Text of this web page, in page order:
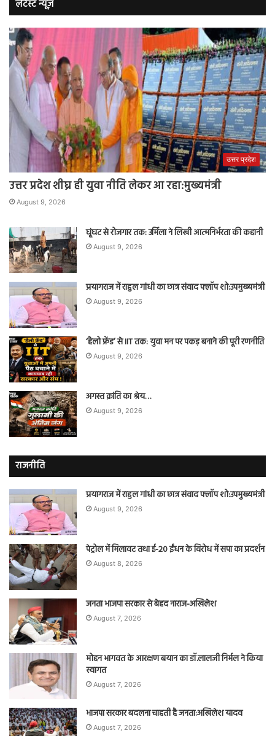
लेटेस्ट न्यूज़
उत्तर प्रदेश
उत्तर प्रदेश शीघ्र ही युवा नीति लेकर आ रहा:मुख्यमंत्री
August 9, 2026
घूंघट से रोजगार तक: उर्मिला ने लिखी आत्मनिर्भरता की कहानी
August 9, 2026
प्रयागराज में राहुल गांधी का छात्र संवाद फ्लॉप शो:उपमुख्यमंत्री
August 9, 2026
‘हैलो फ्रेंड’ से IIT तक: युवा मन पर पकड़ बनाने की पूरी रणनीति
August 9, 2026
अगस्त क्रांति का श्रेय…
August 9, 2026
राजनीति
प्रयागराज में राहुल गांधी का छात्र संवाद फ्लॉप शो:उपमुख्यमंत्री
August 9, 2026
पेट्रोल में मिलावट तथा ई-20 ईंधन के विरोध में सपा का प्रदर्शन
August 8, 2026
जनता भाजपा सरकार से बेहद नाराज-अखिलेश
August 7, 2026
मोहन भागवत के आरक्षण बयान का डॉ.लालजी निर्मल ने किया
स्वागत
August 7, 2026
भाजपा सरकार बदलना चाहती है जनता:अखिलेश यादव
August 7, 2026